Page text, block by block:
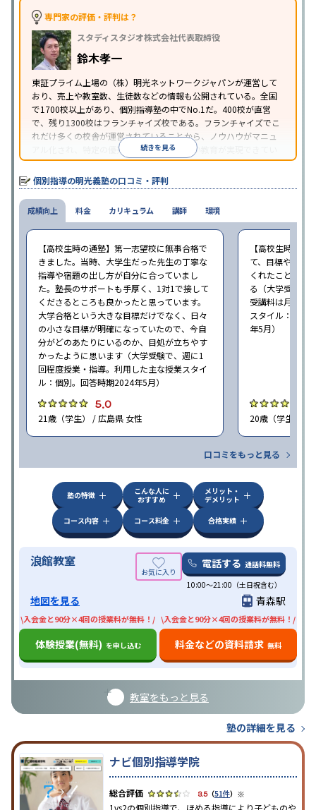
特徴
中高一貫校生に対応
の振替可能 不登校生に対応
を利用オンライン対応1科目から受講可能
習のみの受講可
り
※2023年3月調査。小学校高学年の個別指導塾アンケート調査方法を参
専門家の評価・評判は？
スタディスタジオ株式会社代表取締役
鈴木孝一
東証プライム上場の（株）明光ネットワークジャパンが運営して
おり、売上や教室数、生徒数などの情報も公開されている。全国
で1700校以上があり、個別指導塾の中でNo.1だ。400校が直営
で、残り1300校はフランチャイズ校である。フランチャイズでこ
れだけ多くの校舎が運営されていることから、ノウハウがマニュ
アル化され、特定の優秀な人材に依存しない教育が実現できてい
ることが推測される。
続きを見る
個別指導の明光義塾の口コミ・評判
成績向上
【高校生時の通塾】第一志望校に無事合格で
きました。当時、大学生だった先生の丁寧な
指導や宿題の出し方が自分に合っていまし
た。塾長のサポートも手厚く、1対1で接して
くださるところも良かったと思っています。
大学合格という大きな目標だけでなく、日々
の小さな目標が明確になっていたので、今自
分がどのあたりにいるのか、目処が立ちやす
かったように思います（大学受験で、週に1
回程度授業・指導。利用した主な授業スタイ
ル：個別。回答時期2024年5月）
5.0
21歳（学生） / 広島県 女性
【高校生時の通
て、目標や勉強
くれたことが、
る（大学受験で
受講料は月
スタイル：個別
年5月）
20歳（学生） /
口コミをもっと見る
料金 カリキュラム 講師 環境
塾の特徴
こんな人に
おすすめ
メリット・
デメリット
コース内容
コース料金 合格実績
浪館教室 電話する 通話料無料
10:00〜21:00（土日祝含む）
地図を見る 青森駅
\入会金と90分×4回の授業料が無料！/
体験授業(無料) を申し込む
\入会金と90分×4回の授業料が無料！/
料金などの資料請求 無料
教室をもっと見る
塾の詳細を見る
ナビ個別指導学院
3.5（51件） ※
1vs2の個別指導で、ほめる指導により子どものや